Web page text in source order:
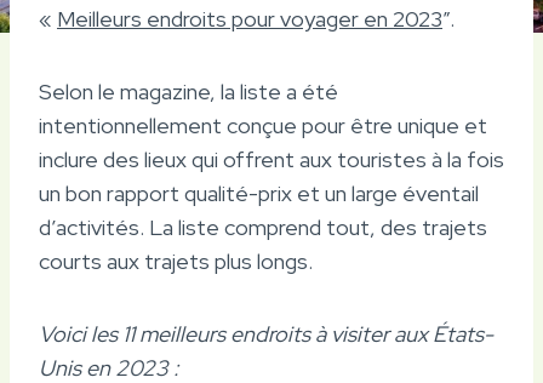
« Meilleurs endroits pour voyager en 2023”.
Selon le magazine, la liste a été
intentionnellement conçue pour être unique et
inclure des lieux qui offrent aux touristes à la fois
un bon rapport qualité-prix et un large éventail
d’activités. La liste comprend tout, des trajets
courts aux trajets plus longs.
Voici les 11 meilleurs endroits à visiter aux États-
Unis en 2023 :